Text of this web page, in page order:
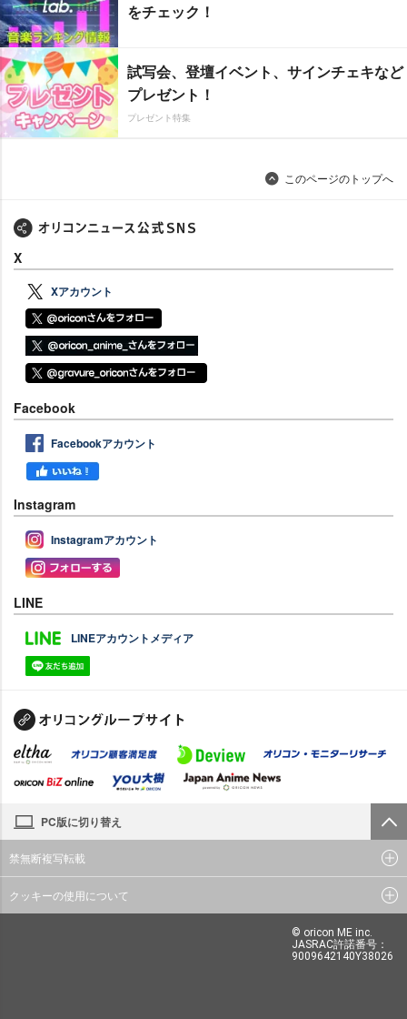
をチェック！
試写会、登壇イベント、サインチェキなど
プレゼント！
プレゼント特集
このページのトップへ
X
Xアカウント
Facebook
Facebookアカウント
Instagram
Instagramアカウント
LINE
LINEアカウントメディア
PC版に切り替え
禁無断複写転載
クッキーの使用について
© oricon ME inc.
JASRAC許諾番号：
9009642140Y38026